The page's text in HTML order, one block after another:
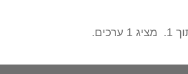
1. מציג 1 ערכים.